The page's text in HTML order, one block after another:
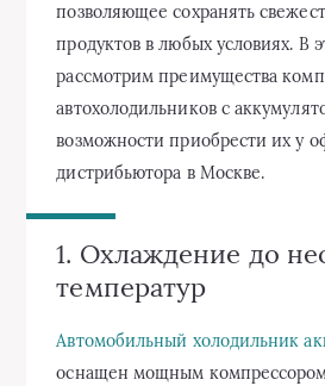
позволяющее сохранять
продуктов в любых условиях. В
рассмотрим преимущества
автохолодильников с
возможности приобрести их у
дистрибьютора в Москве.
1. Охлаждение до
температур
Автомобильный холодильник
оснащен мощным